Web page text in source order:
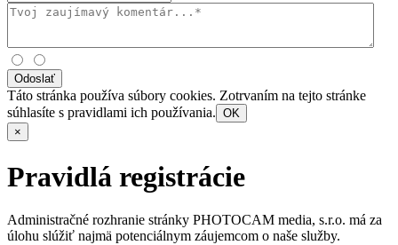
Odoslať
Táto stránka používa súbory cookies. Zotrvaním na tejto stránke
súhlasíte s pravidlami ich používania. OK
×
Pravidlá registrácie
Administračné rozhranie stránky PHOTOCAM media, s.r.o. má za
úlohu slúžiť najmä potenciálnym záujemcom o naše služby.